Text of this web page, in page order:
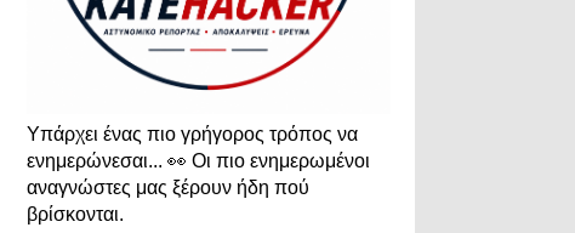
Υπάρχει ένας πιο γρήγορος τρόπος να
ενημερώνεσαι... 👀 Οι πιο ενημερωμένοι
αναγνώστες μας ξέρουν ήδη πού
βρίσκονται.